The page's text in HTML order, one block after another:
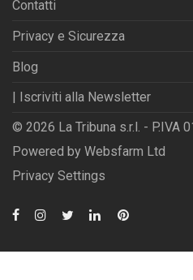
Contatti
Privacy e Sicurezza
Blog
| Iscriviti alla Newsletter
© 2026 La Tribuna s.r.l. - P.IVA
Powered by Websfarm Ltd
Privacy Settings